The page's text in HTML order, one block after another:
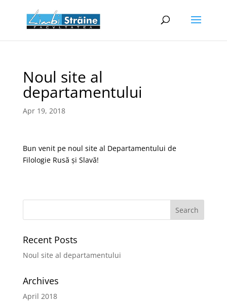
Noul site al
departamentului
Apr 19, 2018
Bun venit pe noul site al Departamentului de
Filologie Rusă și Slavă!
Recent Posts
Noul site al departamentului
Archives
April 2018